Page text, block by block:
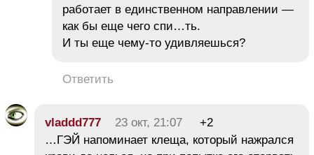
работает в единственном направлении —
как бы еще чего спи…ть.
И ты еще чему-то удивляешься?
Ответить
vladdd777 23 окт, 21:07
+2
…ГЭЙ напоминает клеща, который нажрался